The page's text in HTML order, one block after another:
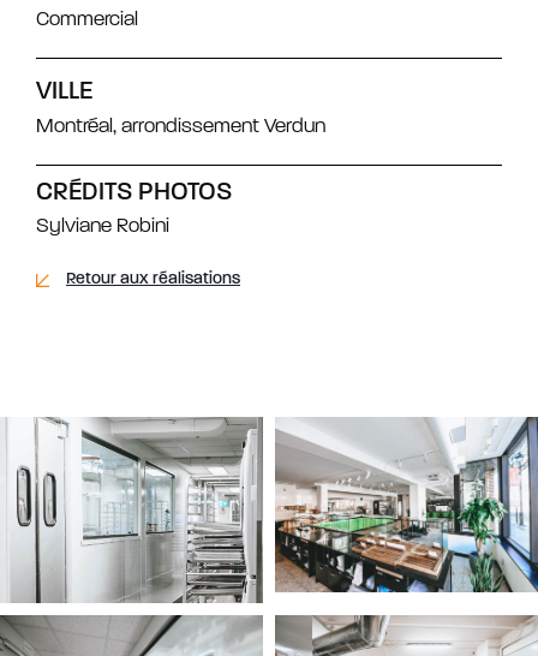
Commercial
VILLE
Montréal, arrondissement Verdun
CRÉDITS PHOTOS
Sylviane Robini
Retour aux réalisations